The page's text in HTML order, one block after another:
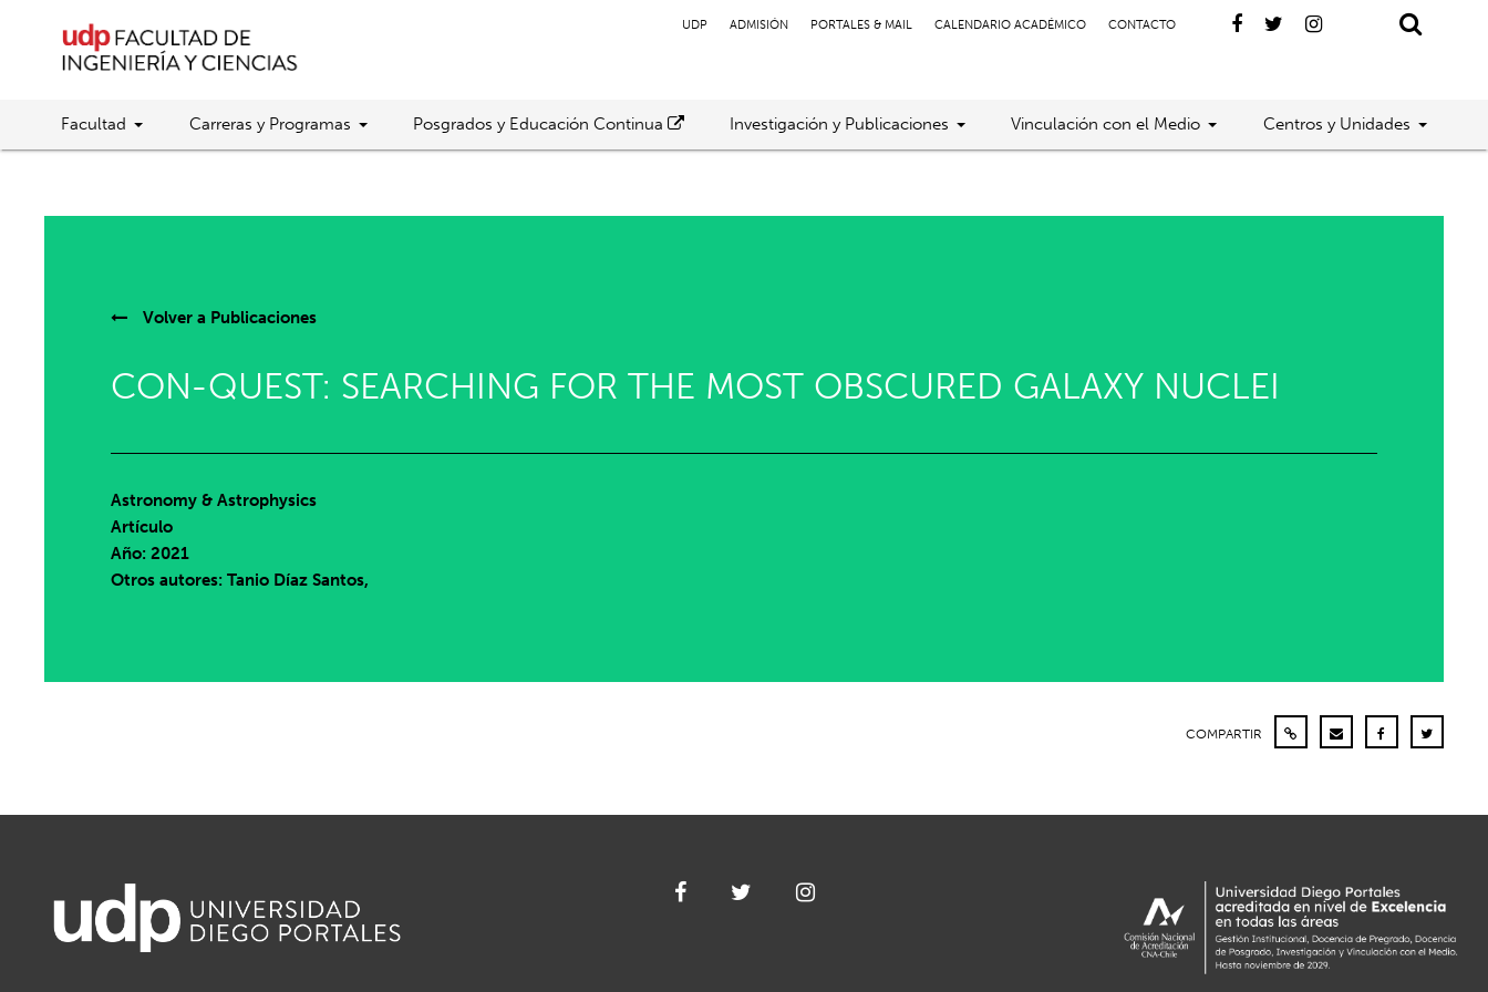
UDP ADMISIÓN PORTALES & MAIL CALENDARIO ACADÉMICO CONTACTO
Facultad Carreras y Programas Posgrados y Educación Continua Investigación y Publicaciones Vinculación con el Medio Centros y Unidades
Volver a Publicaciones
CON-QUEST: SEARCHING FOR THE MOST OBSCURED GALAXY NUCLEI
Astronomy & Astrophysics
Artículo
Año: 2021
Otros autores: Tanio Díaz Santos,
COMPARTIR